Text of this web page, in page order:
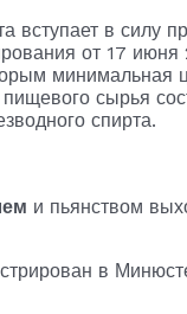
вступает в силу
от 17 июня
минимальная
сырья
спирта.
и пьянством
в